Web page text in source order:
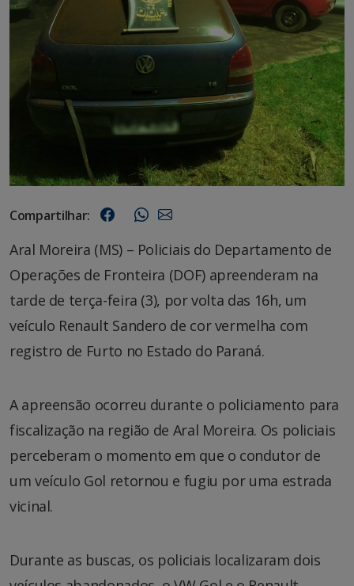
Compartilhar:
Aral Moreira (MS) – Policiais do Departamento de
Operações de Fronteira (DOF) apreenderam na
tarde de terça-feira (3), por volta das 16h, um
veículo Renault Sandero de cor vermelha com
registro de Furto no Estado do Paraná.
A apreensão ocorreu durante o policiamento para
fiscalização na região de Aral Moreira. Os policiais
perceberam o momento em que o condutor de
um veículo Gol retornou e fugiu por uma estrada
vicinal.
Durante as buscas, os policiais localizaram dois